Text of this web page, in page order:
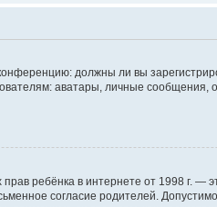
должны ли вы
аватары, личные сообщения,
ребёнка в интернете от 1998 г.
согласие родителей.